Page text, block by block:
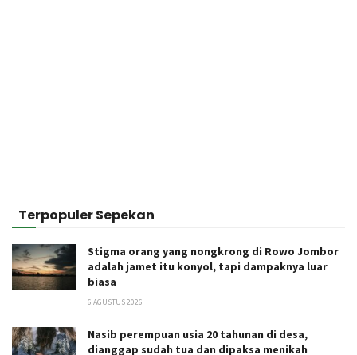
Terpopuler Sepekan
Stigma orang yang nongkrong di Rowo Jombor
adalah jamet itu konyol, tapi dampaknya luar
biasa
6 AGUSTUS 2026
Nasib perempuan usia 20 tahunan di desa,
dianggap sudah tua dan dipaksa menikah